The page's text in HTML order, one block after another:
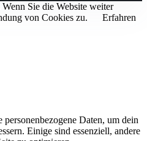
Sie die Website weiter
von Cookies zu.
Erfahren
Daten, um dein
Einige sind essenziell, andere